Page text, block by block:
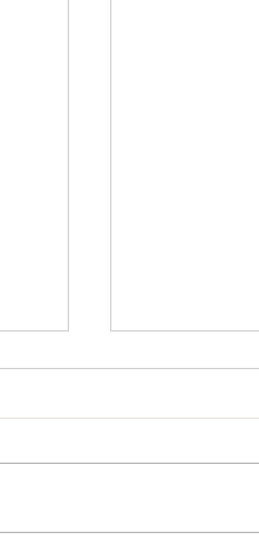
Vanille
La vanille,